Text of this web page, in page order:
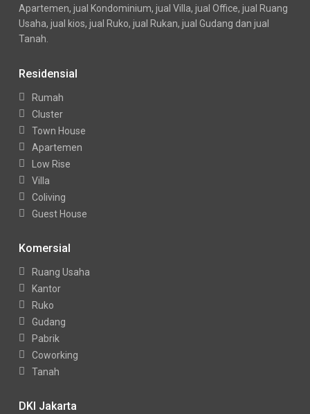
Apartemen, jual Kondominium, jual Villa, jual Office, jual Ruang
Usaha, jual kios, jual Ruko, jual Rukan, jual Gudang dan jual
Tanah.
Residensial
Rumah
Cluster
Town House
Apartemen
Low Rise
Villa
Coliving
Guest House
Komersial
Ruang Usaha
Kantor
Ruko
Gudang
Pabrik
Coworking
Tanah
DKI Jakarta